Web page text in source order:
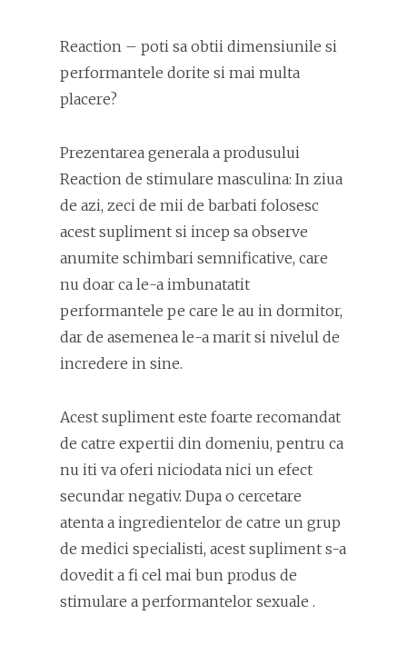
Reaction – poti sa obtii dimensiunile si
performantele dorite si mai multa
placere?
Prezentarea generala a produsului
Reaction de stimulare masculina: In ziua
de azi, zeci de mii de barbati folosesc
acest supliment si incep sa observe
anumite schimbari semnificative, care
nu doar ca le-a imbunatatit
performantele pe care le au in dormitor,
dar de asemenea le-a marit si nivelul de
incredere in sine.
Acest supliment este foarte recomandat
de catre expertii din domeniu, pentru ca
nu iti va oferi niciodata nici un efect
secundar negativ. Dupa o cercetare
atenta a ingredientelor de catre un grup
de medici specialisti, acest supliment s-a
dovedit a fi cel mai bun produs de
stimulare a performantelor sexuale .